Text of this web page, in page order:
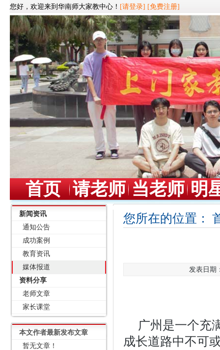
您好，欢迎来到华南师大家教中心！ [请登录] [免费注册]
首页 请老师 当老师 明
新闻资讯
通知公告
成功案例
教育资讯
媒体报道
资料分享
老师文章
家长课堂
本文作者最新发布文章
暂无文章！
您所在的位置：
发表日期
广州是一个充
成长道路中不可